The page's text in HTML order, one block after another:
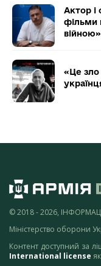
Актор
фільми
війною»
«Це зло
© 2018 - 2026,
Міністерство оборони
Контент доступний за
International license